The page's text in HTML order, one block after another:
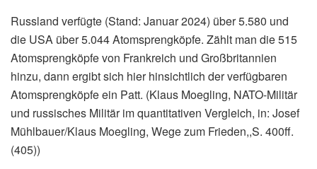
Russland verfügte (Stand: Januar 2024) über 5.580 und
die USA über 5.044 Atomsprengköpfe. Zählt man die 515
Atomsprengköpfe von Frankreich und Großbritannien
hinzu, dann ergibt sich hier hinsichtlich der verfügbaren
Atomsprengköpfe ein Patt. (Klaus Moegling, NATO-Militär
und russisches Militär im quantitativen Vergleich, in: Josef
Mühlbauer/Klaus Moegling, Wege zum Frieden,,S. 400ff.
(405))